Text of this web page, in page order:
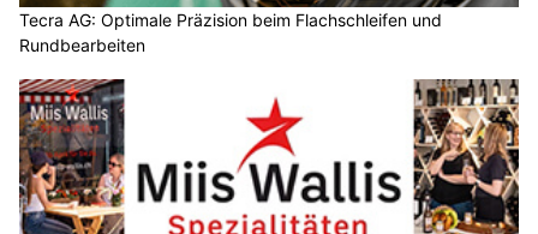
Tecra AG: Optimale Präzision beim Flachschleifen und
Rundbearbeiten